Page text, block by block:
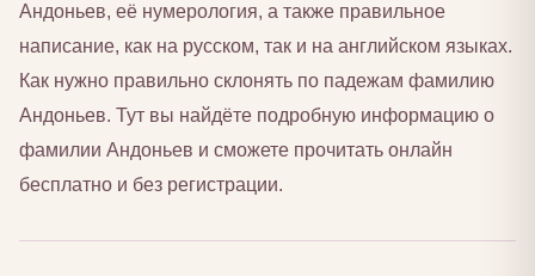
Андоньев, её нумерология, а также правильное
написание, как на русском, так и на английском языках.
Как нужно правильно склонять по падежам фамилию
Андоньев. Тут вы найдёте подробную информацию о
фамилии Андоньев и сможете прочитать онлайн
бесплатно и без регистрации.